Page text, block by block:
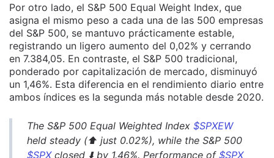
Por otro lado, el S&P 500 Equal Weight Index, que
asigna el mismo peso a cada una de las 500 empresas
del S&P 500, se mantuvo prácticamente estable,
registrando un ligero aumento del 0,02% y cerrando
en 7.384,05. En contraste, el S&P 500 tradicional,
ponderado por capitalización de mercado, disminuyó
un 1,46%. Esta diferencia en el rendimiento diario entre
ambos índices es la segunda más notable desde 2020.
The S&P 500 Equal Weighted Index $SPXEW
held steady (⬆️ just 0.02%), while the S&P 500
$SPXclosed ⬇️ by 1.46%. Performance of $SPX